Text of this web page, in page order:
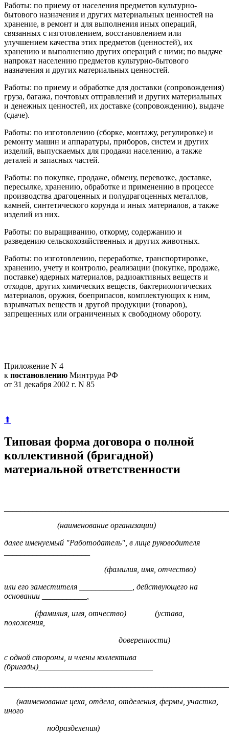
Работы: по приему от населения предметов культурно-
бытового назначения и других материальных ценностей на
хранение, в ремонт и для выполнения иных операций,
связанных с изготовлением, восстановлением или
улучшением качества этих предметов (ценностей), их
хранению и выполнению других операций с ними; по выдаче
напрокат населению предметов культурно-бытового
назначения и других материальных ценностей.
Работы: по приему и обработке для доставки (сопровождения)
груза, багажа, почтовых отправлений и других материальных
и денежных ценностей, их доставке (сопровождению), выдаче
(сдаче).
Работы: по изготовлению (сборке, монтажу, регулировке) и
ремонту машин и аппаратуры, приборов, систем и других
изделий, выпускаемых для продажи населению, а также
деталей и запасных частей.
Работы: по покупке, продаже, обмену, перевозке, доставке,
пересылке, хранению, обработке и применению в процессе
производства драгоценных и полудрагоценных металлов,
камней, синтетического корунда и иных материалов, а также
изделий из них.
Работы: по выращиванию, откорму, содержанию и
разведению сельскохозяйственных и других животных.
Работы: по изготовлению, переработке, транспортировке,
хранению, учету и контролю, реализации (покупке, продаже,
поставке) ядерных материалов, радиоактивных веществ и
отходов, других химических веществ, бактериологических
материалов, оружия, боеприпасов, комплектующих к ним,
взрывчатых веществ и другой продукции (товаров),
запрещенных или ограниченных к свободному обороту.
Приложение N 4
к постановлению Минтруда РФ
от 31 декабря 2002 г. N 85
⬆
Типовая форма договора о полной
коллективной (бригадной)
материальной ответственности
(наименование организации)
далее именуемый "Работодатель", в лице руководителя
(фамилия, имя, отчество)
или его заместителя _____________, действующего на
основании ___________,
(фамилия, имя, отчество) (устава,
положения,
доверенности)
с одной стороны, и члены коллектива
(бригады)____________________________
(наименование цеха, отдела, отделения, фермы, участка,
иного
подразделения)